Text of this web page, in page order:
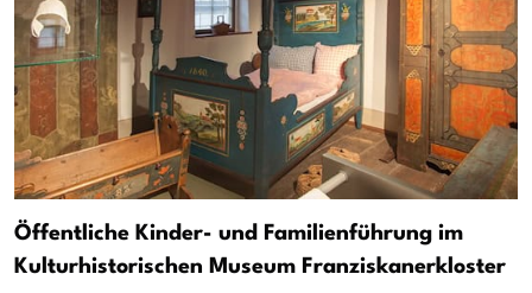
Öffentliche Kinder- und Familienführung im
Kulturhistorischen Museum Franziskanerkloster